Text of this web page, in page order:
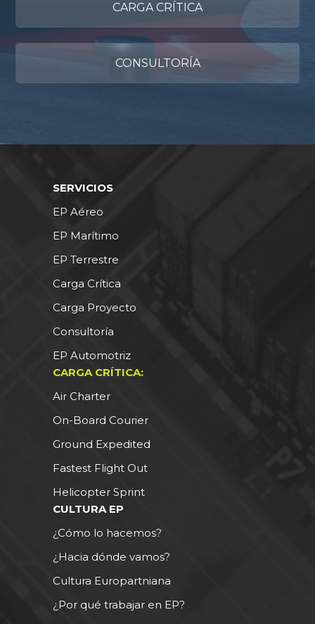
CARGA CRÍTICA
CONSULTORÍA
SERVICIOS
EP Aéreo
EP Marítimo
EP Terrestre
Carga Crítica
Carga Proyecto
Consultoría
EP Automotriz
CARGA CRÍTICA:
Air Charter
On-Board Courier
Ground Expedited
Fastest Flight Out
Helicopter Sprint
CULTURA EP
¿Cómo lo hacemos?
¿Hacia dónde vamos?
Cultura Europartniana
¿Por qué trabajar en EP?